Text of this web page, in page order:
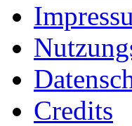
Credits